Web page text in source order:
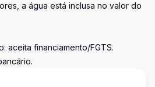
a água está inclusa no valor do
aceita financiamento/FGTS.